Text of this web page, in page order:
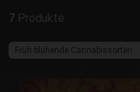
7 Produkte
Früh blühende Cannabissorten